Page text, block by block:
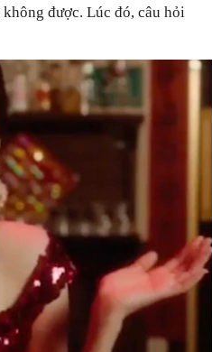
được. Lúc đó, câu hỏi